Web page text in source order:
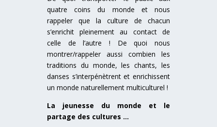
quatre coins du monde et nous
rappeler que la culture de chacun
s’enrichit pleinement au contact de
celle de l’autre ! De quoi nous
montrer/rappeler aussi combien les
traditions du monde, les chants, les
danses s’interpénètrent et enrichissent
un monde naturellement multiculturel !
La jeunesse du monde et le
partage des cultures …